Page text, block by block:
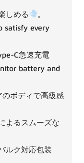
しめる
satisfy every
C急速充電
battery and
ボディで高級感
よるスムーズな
ルク対応包装